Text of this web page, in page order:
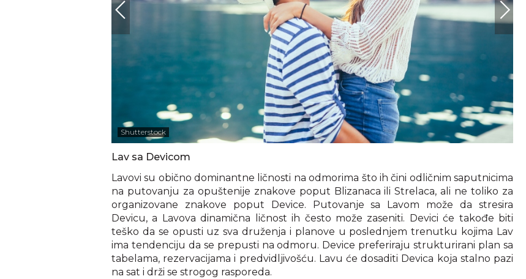
Shutterstock
Lav sa Devicom
Lavovi su obično dominantne ličnosti na odmorima što ih čini odličnim saputnicima
na putovanju za opuštenije znakove poput Blizanaca ili Strelaca, ali ne toliko za
organizovane znakove poput Device. Putovanje sa Lavom može da stresira
Devicu, a Lavova dinamična ličnost ih često može zaseniti. Devici će takođe biti
teško da se opusti uz sva druženja i planove u poslednjem trenutku kojima Lav
ima tendenciju da se prepusti na odmoru. Device preferiraju strukturirani plan sa
tabelama, rezervacijama i predvidljivošću. Lavu će dosaditi Devica koja stalno pazi
na sat i drži se strogog rasporeda.